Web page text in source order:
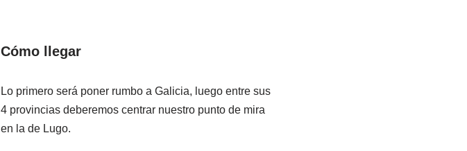
Cómo llegar
Lo primero será poner rumbo a Galicia, luego entre sus
4 provincias deberemos centrar nuestro punto de mira
en la de Lugo.